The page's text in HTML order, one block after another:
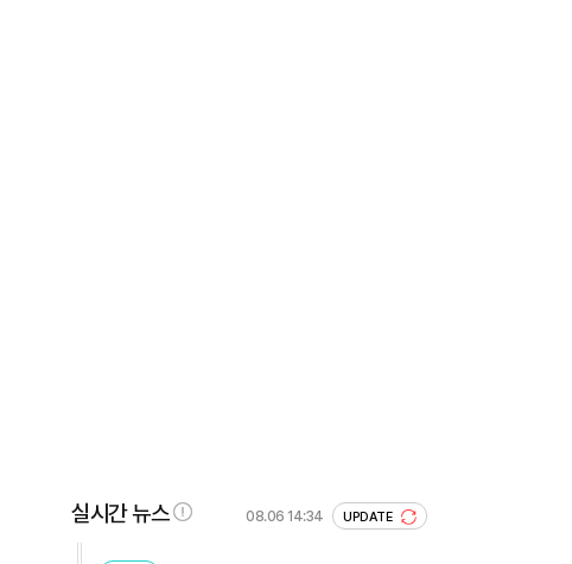
실시간 뉴스 08.06 14:34 UPDATE